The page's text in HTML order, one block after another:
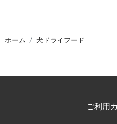
ホーム 犬ドライフード
ご利用